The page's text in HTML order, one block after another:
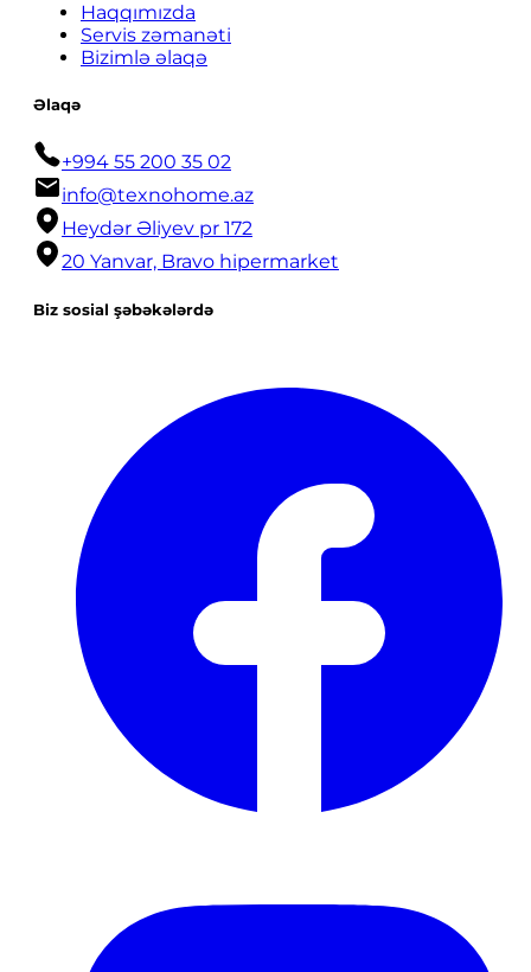
Haqqımızda
Servis zəmanəti
Bizimlə əlaqə
Əlaqə
+994 55 200 35 02
info@texnohome.az
Heydər Əliyev pr 172
20 Yanvar, Bravo hipermarket
Biz sosial şəbəkələrdə